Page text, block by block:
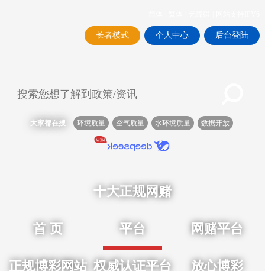
长者模式 个人中心 后台登陆
大家都在搜 环境质量 空气质量 水环境质量 数据开放
首 页
十大正规网赌
平台 网赌平台
正规博彩网站 权威认证平台 放心博彩